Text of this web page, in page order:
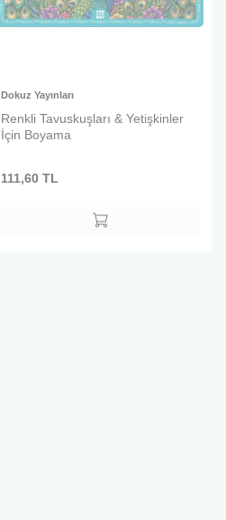
Dokuz Yayınları
Renkli Tavuskuşları & Yetişkinler
İçin Boyama
111,60 TL